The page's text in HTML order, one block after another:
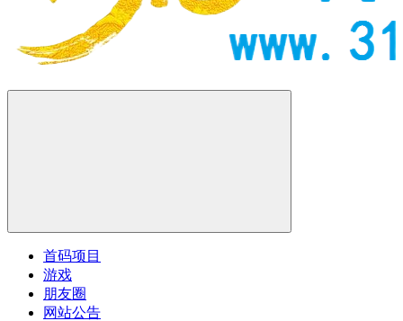
首码项目
游戏
朋友圈
网站公告